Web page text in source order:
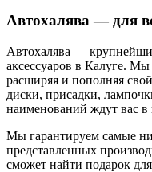
Автохалява — для
Автохалява —
аксессуаров в Калуге. Мы
расширяя и пополняя
диски, присадки,
наименований ждут вас
Мы гарантируем самые
представленных
сможет найти подарок